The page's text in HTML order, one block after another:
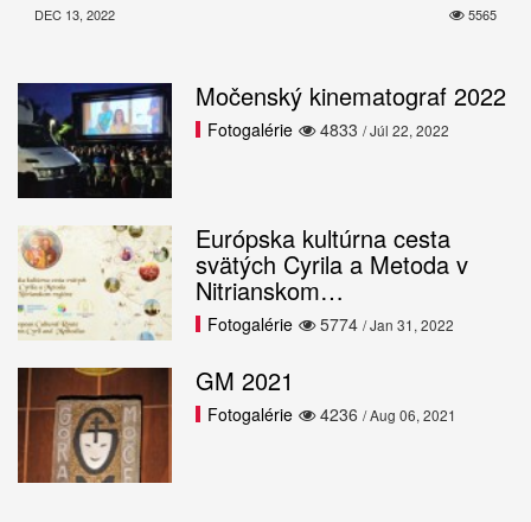
5565
DEC 13, 2022
Močenský kinematograf 2022
4833
Fotogalérie / Júl 22, 2022
Európska kultúrna cesta
svätých Cyrila a Metoda v
Nitrianskom…
5774
Fotogalérie / Jan 31, 2022
GM 2021
4236
Fotogalérie / Aug 06, 2021